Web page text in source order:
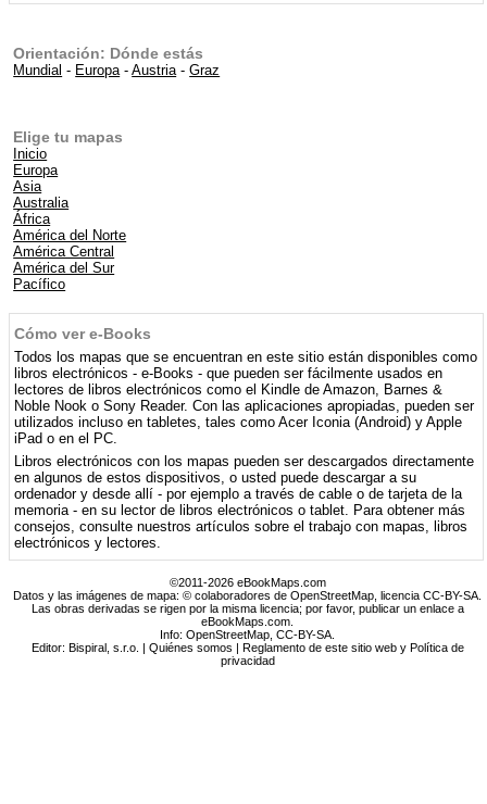
Orientación: Dónde estás
Mundial - Europa-Austria-Graz
Elige tu mapas
Inicio
Europa
Asia
Australia
África
América del Norte
América Central
América del Sur
Pacífico
Cómo ver e-Books
Todos los mapas que se encuentran en este sitio están disponibles como
libros electrónicos - e-Books - que pueden ser fácilmente usados ​​en
lectores de libros electrónicos como el Kindle de Amazon, Barnes &
Noble Nook o Sony Reader. Con las aplicaciones apropiadas, pueden ser
utilizados incluso en tabletes, tales como Acer Iconia (Android) y Apple
iPad o en el PC.
Libros electrónicos con los mapas pueden ser descargados directamente
en algunos de estos dispositivos, o usted puede descargar a su
ordenador y desde allí - por ejemplo a través de cable o de tarjeta de la
memoria - en su lector de libros electrónicos o tablet. Para obtener más
consejos, consulte nuestros artículos sobre el trabajo con mapas, libros
electrónicos y lectores.
©2011-2026 eBookMaps.com
Datos y las imágenes de mapa: © colaboradores de OpenStreetMap, licencia CC-BY-SA.
Las obras derivadas se rigen por la misma licencia; por favor, publicar un enlace a
eBookMaps.com.
Info:OpenStreetMap ,CC-BY-SA
Editor: Bispiral, s.r.o. | Quiénes somos | Reglamento de este sitio web y Política de
privacidad